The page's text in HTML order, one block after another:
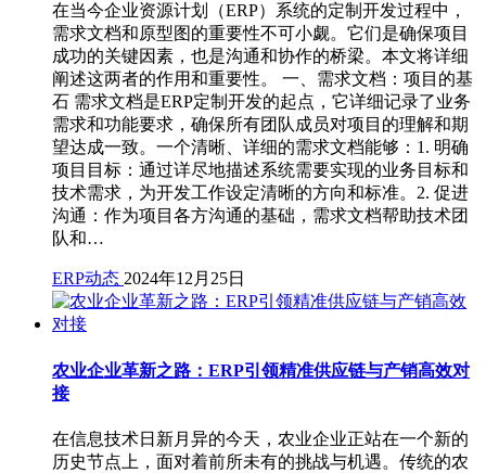
在当今企业资源计划（ERP）系统的定制开发过程中，
需求文档和原型图的重要性不可小觑。它们是确保项目
成功的关键因素，也是沟通和协作的桥梁。本文将详细
阐述这两者的作用和重要性。 一、需求文档：项目的基
石 需求文档是ERP定制开发的起点，它详细记录了业务
需求和功能要求，确保所有团队成员对项目的理解和期
望达成一致。一个清晰、详细的需求文档能够：1. 明确
项目目标：通过详尽地描述系统需要实现的业务目标和
技术需求，为开发工作设定清晰的方向和标准。2. 促进
沟通：作为项目各方沟通的基础，需求文档帮助技术团
队和…
ERP动态 2024年12月25日
农业企业革新之路：ERP引领精准供应链与产销高效对
接
在信息技术日新月异的今天，农业企业正站在一个新的
历史节点上，面对着前所未有的挑战与机遇。传统的农